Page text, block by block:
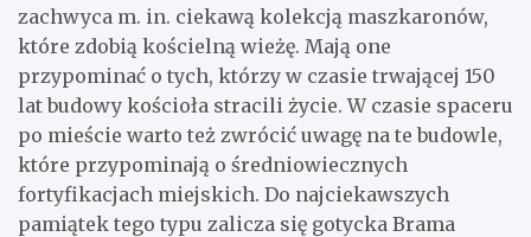
zachwyca m. in. ciekawą kolekcją maszkaronów,
które zdobią kościelną wieżę. Mają one
przypominać o tych, którzy w czasie trwającej 150
lat budowy kościoła stracili życie. W czasie spaceru
po mieście warto też zwrócić uwagę na te budowle,
które przypominają o średniowiecznych
fortyfikacjach miejskich. Do najciekawszych
pamiątek tego typu zalicza się gotycka Brama